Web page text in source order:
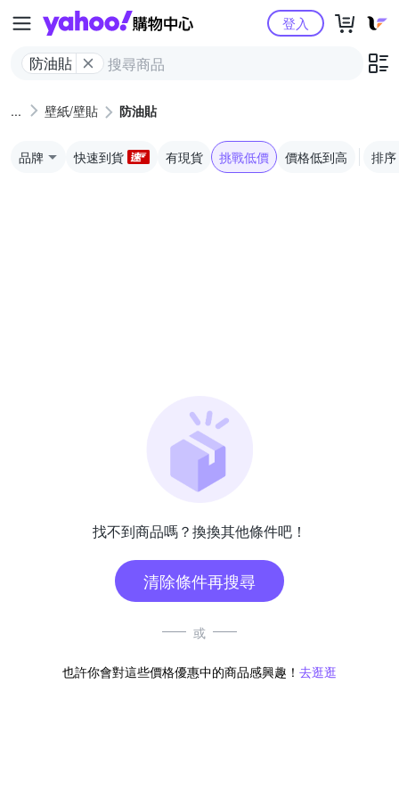
Yahoo購物中心
防油貼
登入
壁紙/壁貼 防油貼
品牌 快速到貨 有現貨 挑戰低價 價格低到高 排序
找不到商品嗎？換換其他條件吧！
清除條件再搜尋
或
也許你會對這些價格優惠中的商品感興趣！ 去逛逛